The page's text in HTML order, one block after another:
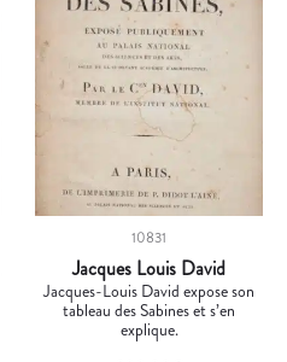
10831
Jacques Louis David
Jacques-Louis David expose son
tableau des Sabines et s’en
explique.